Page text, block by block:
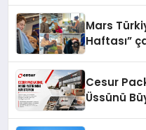
Mars
Haftası”
Cesur
Üssünü